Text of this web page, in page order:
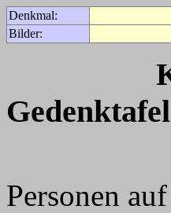
Denkmal:
Bilder:
(Für
Personen